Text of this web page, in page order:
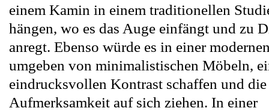
einem Kamin in einem traditionellen
hängen, wo es das Auge einfängt und zu
anregt. Ebenso würde es in einer
umgeben von minimalistischen Möbeln,
eindrucksvollen Kontrast schaffen und die
Aufmerksamkeit auf sich ziehen. In einer